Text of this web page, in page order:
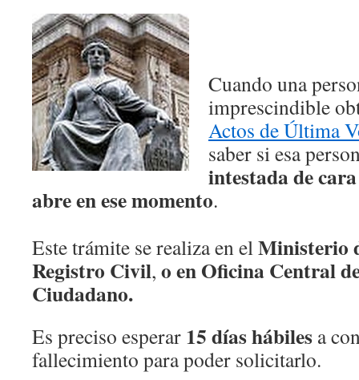
Cuando una
imprescindible
Actos de Última
saber si esa
intestada de
abre en ese momento.
Este trámite se realiza en elMinisterio
Registro Civil, o en Oficina Central
Ciudadano.
Es preciso esperar 15 días hábiles a
fallecimiento para poder solicitarlo.